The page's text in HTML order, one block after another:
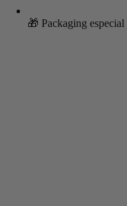
🎁 Packaging especial